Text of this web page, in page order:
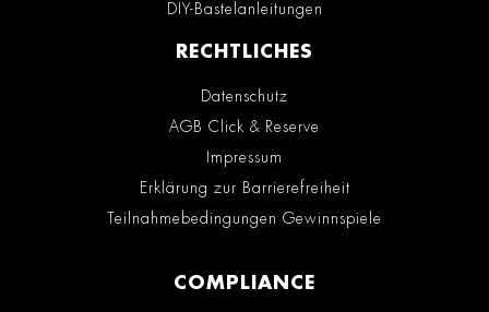
DIY-Bastelanleitungen
RECHTLICHES
Datenschutz
AGB Click & Reserve
Impressum
Erklärung zur Barrierefreiheit
Teilnahmebedingungen Gewinnspiele
COMPLIANCE